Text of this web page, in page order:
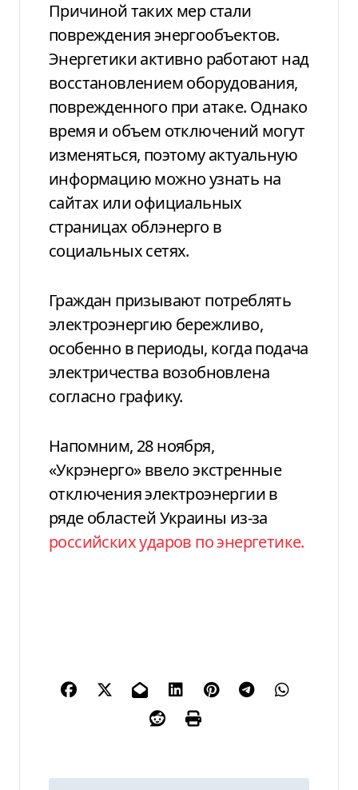
Причиной таких мер стали
повреждения энергообъектов.
Энергетики активно работают над
восстановлением оборудования,
поврежденного при атаке. Однако
время и объем отключений могут
изменяться, поэтому актуальную
информацию можно узнать на
сайтах или официальных
страницах облэнерго в
социальных сетях.
Граждан призывают потреблять
электроэнергию бережливо,
особенно в периоды, когда подача
электричества возобновлена
согласно графику.
Напомним, 28 ноября,
«Укрэнерго» ввело экстренные
отключения электроэнергии в
ряде областей Украины из-за
российских ударов по энергетике.